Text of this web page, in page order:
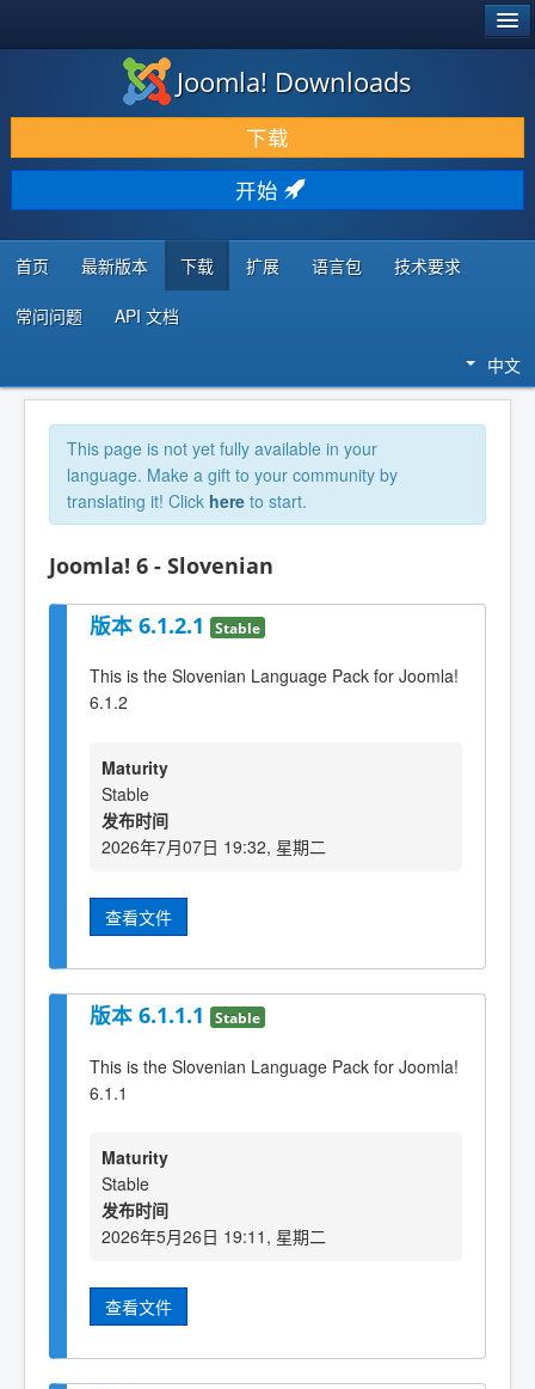
下载 & 扩展
发现 & 学习
社区 & 支持
开发者资源
Joomla! Downloads
下载
开始
首页 最新版本 下载 扩展 语言包 技术要求
常问问题 API 文档
中文
This page is not yet fully available in your
language. Make a gift to your community by
translating it! Click here to start.
Joomla! 6 - Slovenian
版本 6.1.2.1 Stable
This is the Slovenian Language Pack for Joomla!
6.1.2
Maturity
Stable
发布时间
2026年7月07日 19:32, 星期二
查看文件
版本 6.1.1.1 Stable
This is the Slovenian Language Pack for Joomla!
6.1.1
Maturity
Stable
发布时间
2026年5月26日 19:11, 星期二
查看文件